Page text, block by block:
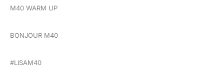
M40 WARM UP
BONJOUR M40
#LISAM40